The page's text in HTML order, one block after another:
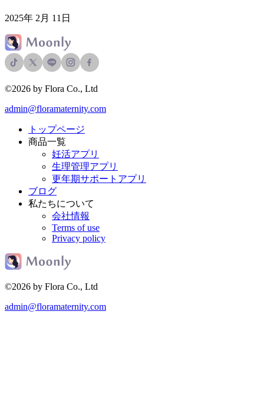
2025年 2月 11日
©2026 by Flora Co., Ltd
admin@floramaternity.com
トップページ
商品一覧
妊活アプリ
生理管理アプリ
更年期サポートアプリ
ブログ
私たちについて
会社情報
Terms of use
Privacy policy
©2026 by Flora Co., Ltd
admin@floramaternity.com